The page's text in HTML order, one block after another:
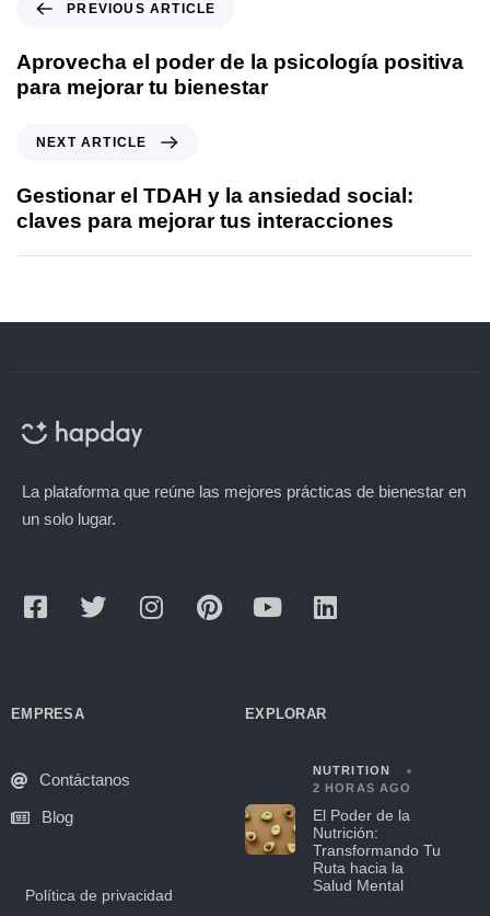
PREVIOUS ARTICLE
Aprovecha el poder de la psicología positiva
para mejorar tu bienestar
NEXT ARTICLE
Gestionar el TDAH y la ansiedad social:
claves para mejorar tus interacciones
La plataforma que reúne las mejores prácticas de bienestar en
un solo lugar.
EMPRESA
Contáctanos
Blog
Política de privacidad
EXPLORAR
NUTRITION
2 HORAS AGO
El Poder de la
Nutrición:
Transformando Tu
Ruta hacia la
Salud Mental